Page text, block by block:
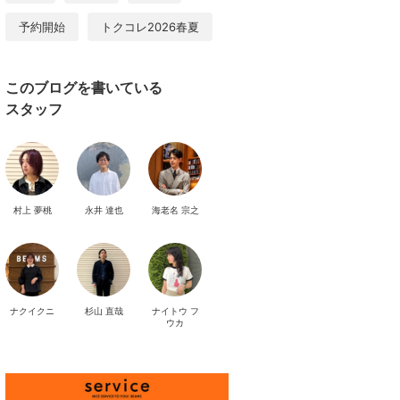
予約開始 トクコレ2026春夏
このブログを書いている
スタッフ
村上 夢桃 永井 達也 海老名 宗之
ナクイクニ 杉山 直哉
ナイトウ フ
ウカ